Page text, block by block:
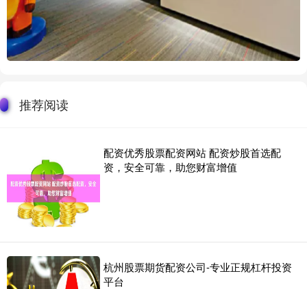
推荐阅读
配资优秀股票配资网站 配资炒股首选配
资，安全可靠，助您财富增值
杭州股票期货配资公司-专业正规杠杆投资
平台